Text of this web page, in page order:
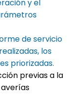
y el
de servicio
los
priorizadas.
previas a la